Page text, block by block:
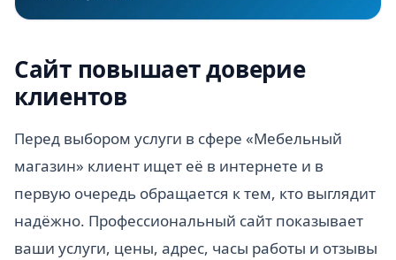
Сайт повышает доверие
клиентов
Перед выбором услуги в сфере «Мебельный
магазин» клиент ищет её в интернете и в
первую очередь обращается к тем, кто выглядит
надёжно. Профессиональный сайт показывает
ваши услуги, цены, адрес, часы работы и отзывы